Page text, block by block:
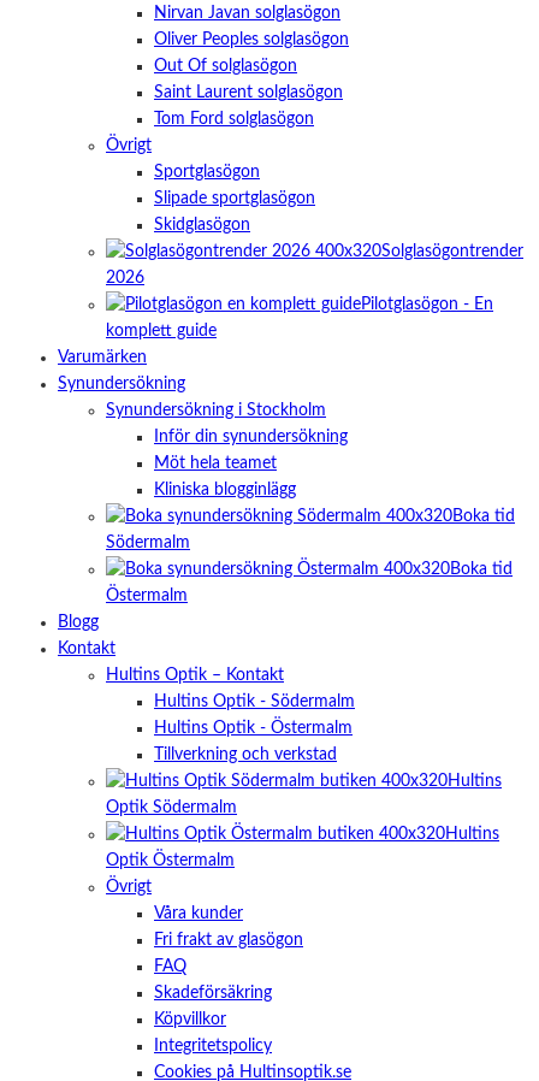
Nirvan Javan solglasögon
Oliver Peoples solglasögon
Out Of solglasögon
Saint Laurent solglasögon
Tom Ford solglasögon
Övrigt
Sportglasögon
Slipade sportglasögon
Skidglasögon
Solglasögontrender
2026
Pilotglasögon - En
komplett guide
Varumärken
Synundersökning
Synundersökning i Stockholm
Inför din synundersökning
Möt hela teamet
Kliniska blogginlägg
Boka tid
Södermalm
Boka tid
Östermalm
Blogg
Kontakt
Hultins Optik – Kontakt
Hultins Optik - Södermalm
Hultins Optik - Östermalm
Tillverkning och verkstad
Hultins
Optik Södermalm
Hultins
Optik Östermalm
Övrigt
Våra kunder
Fri frakt av glasögon
FAQ
Skadeförsäkring
Köpvillkor
Integritetspolicy
Cookies på Hultinsoptik.se